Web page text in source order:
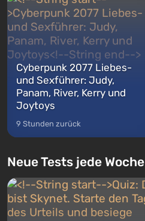
zwischen denen Sie jederzeit
wechse...
Cyberpunk 2077 Liebes-
und Sexführer: Judy,
Panam, River, Kerry und
Joytoys
9 Stunden zurück
Neue Tests jede Woche